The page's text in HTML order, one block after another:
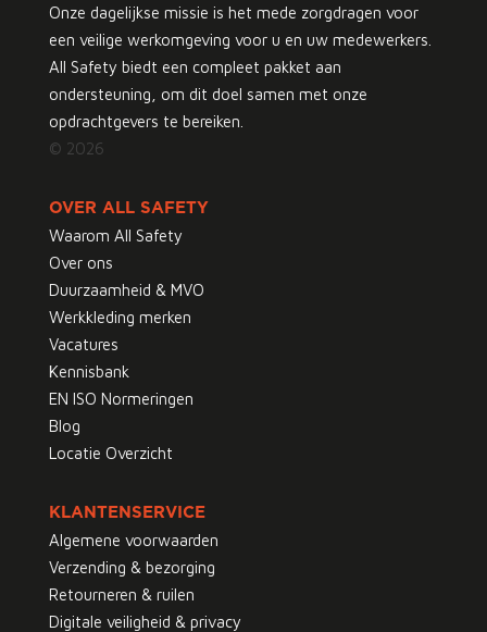
Onze dagelijkse missie is het mede zorgdragen voor
een veilige werkomgeving voor u en uw medewerkers.
All Safety biedt een compleet pakket aan
ondersteuning, om dit doel samen met onze
opdrachtgevers te bereiken.
© 2026
OVER ALL SAFETY
Waarom All Safety
Over ons
Duurzaamheid & MVO
Werkkleding merken
Vacatures
Kennisbank
EN ISO Normeringen
Blog
Locatie Overzicht
KLANTENSERVICE
Algemene voorwaarden
Verzending & bezorging
Retourneren & ruilen
Digitale veiligheid & privacy